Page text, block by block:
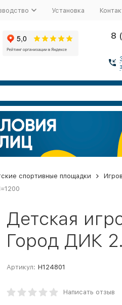
Установка
8
спортивные площадки
Детская
Город ДИК
Артикул: Н124801
Написать отзыв